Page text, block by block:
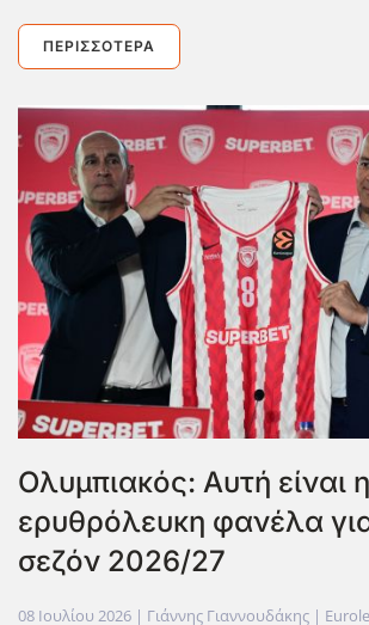
ΠΕΡΙΣΣΌΤΕΡΑ
Ολυμπιακός: Αυτή είναι η
ερυθρόλευκη φανέλα
σεζόν 2026/27
08 Ιουλίου 2026 | Γιάννης Γιαννουδάκης |